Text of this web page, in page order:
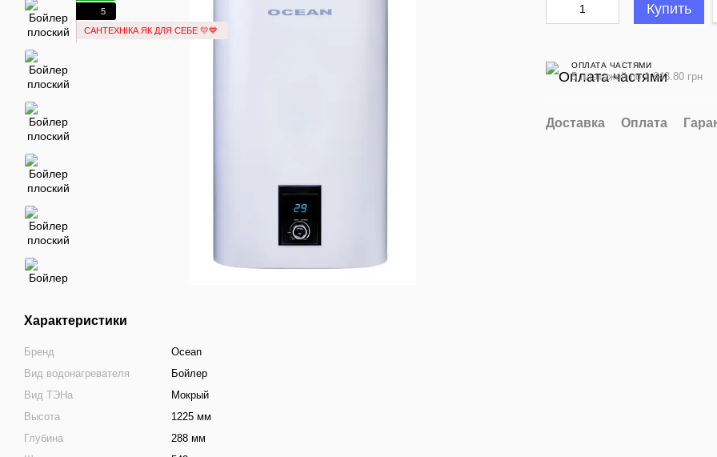
5
САНТЕХНІКА ЯК ДЛЯ СЕБЕ 💛💙
Характеристики
Бренд
Ocean
Вид водонагревателя
Бойлер
Вид ТЭНа
Мокрый
Высота
1225 мм
Глубина
288 мм
Купить
ОПЛАТА ЧАСТЯМИ
5 платежей по 1 843.80 грн
Доставка Оплата